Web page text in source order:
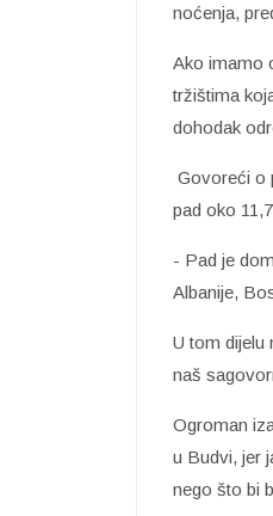
noćenja,
Ako imamo
tržištima
dohodak
Govoreći o
pad oko
- Pad je
Albanije,
U tom dijelu
naš
Ogroman
u Budvi, jer
nego što bi